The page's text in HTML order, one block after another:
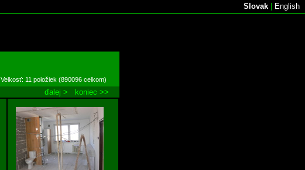
Slovak English
Velkosť: 11 položiek (890096 celkom)
ďalej > koniec >>